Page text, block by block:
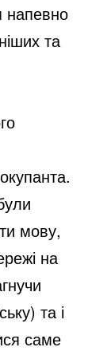
напевно
та
мову,
на
та і
саме